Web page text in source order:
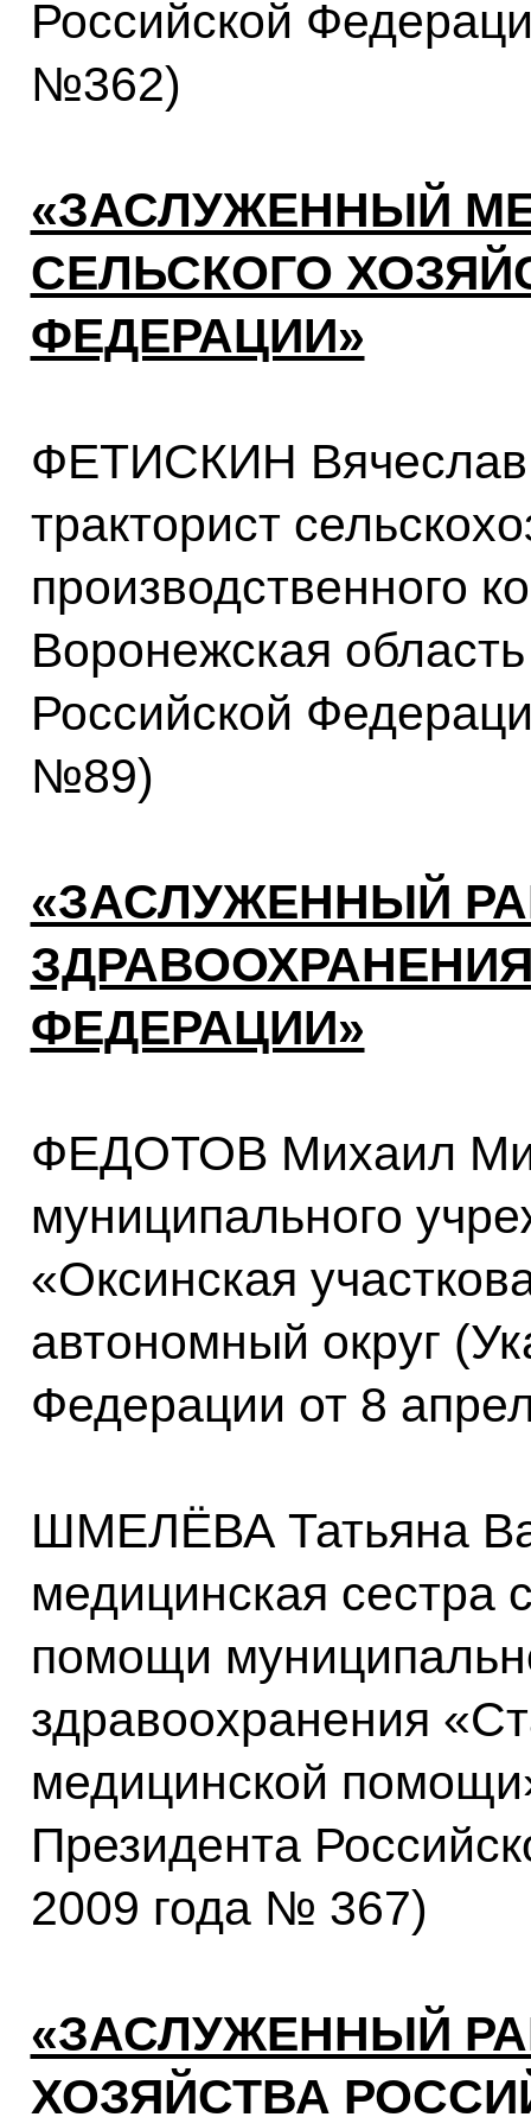
Российской
№362)
«ЗАСЛУЖЕННЫЙ
СЕЛЬСКОГО
ФЕДЕРАЦИИ»
ФЕТИСКИН
тракторист
производственного
Воронежская
Российской
№89)
«ЗАСЛУЖЕННЫЙ
ФЕДЕРАЦИИ»
ФЕДОТОВ Михаил
муниципального
«Оксинская
автономный округ
Федерации от 8
ШМЕЛЁВА Татьяна
медицинская сестра
помощи
здравоохранения
медицинской
Президента
2009 года № 367)
«ЗАСЛУЖЕННЫЙ
ХОЗЯЙСТВА